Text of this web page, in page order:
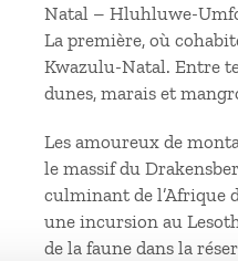
Natal – Hluhluwe-
La première, où
Kwazulu-Natal. Entre
dunes, marais et
Les amoureux de
le massif du
culminant de l’Afrique
une incursion au
de la faune dans la